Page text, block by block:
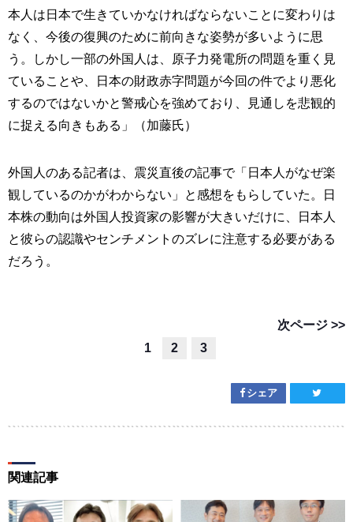
本人は日本で生きていかなければならないことに変わりは
なく、今後の復興のために前向きな姿勢が多いように思
う。しかし一部の外国人は、原子力発電所の問題を重く見
ていることや、日本の財政赤字問題が今回の件でより悪化
するのではないかと警戒心を強めており、見通しを悲観的
に捉える向きもある」（加藤氏）
外国人のある記者は、震災直後の記事で「日本人がなぜ楽
観しているのかがわからない」と感想をもらしていた。日
本株の動向は外国人投資家の影響が大きいだけに、日本人
と彼らの認識やセンチメントのズレに注意する必要がある
だろう。
次ページ >>
1
2 3
シェア
関連記事